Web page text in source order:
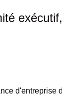
d'entreprise